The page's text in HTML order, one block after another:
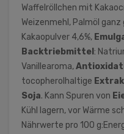
Waffelröllchen mit
Weizenmehl, Palmöl
Kakaopulver 4,6%,
Backtriebmittel :
Vanillearoma,
tocopherolhaltige
Soja. Kann Spuren von
Kühl lagern, vor Wärme
Nährwerte pro 100